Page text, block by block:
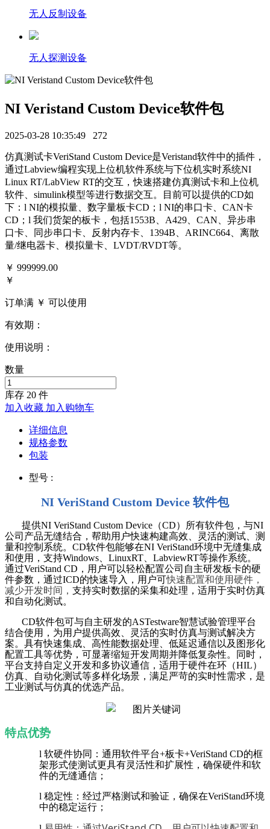
无人反制设备
无人探测设备
NI Veristand Custom Device软件包
2025-03-28 10:35:49 272
仿真测试卡VeriStand Custom Device是Veristand软件中的插件，
通过Labview编程实现上位机软件系统与下位机实时系统NI
Linux RT/LabView RT的交互，快速搭建仿真测试卡和上位机
软件、simulink模型等进行数据交互。目前可以提供的CD如
下：l NI的模拟量、数字量板卡CD；l NI的串口卡、CAN卡
CD；l 我们货架的板卡，包括1553B、A429、CAN、异步串
口卡、同步串口卡、反射内存卡、1394B、ARINC664、离散
量/继电器卡、模拟量卡、LVDT/RVDT等。
￥ 999999.00
￥
订单满 ￥ 可以使用
有效期：
使用说明：
数量
库存 20 件
加入收藏 加入购物车
详细信息
规格参数
包装
型号 :
NI VeriStand Custom Device 软件包
提供NI VeriStand Custom Device （CD）所有软件包，与NI
公司产品无缝结合，帮助用户快速构建高效、灵活的测试、测
量和控制系统。 CD软件包能够在NI VeriStand环境中无缝集成
和使用，支持Windows LinuxRT LabviewRT等操作系统。
通过VeriStand CD ，用户可以轻松配置公司自主研发板卡的硬
件参数，通过ICD的快速导入，用户可快速配置和使用硬件，
减少开发时间， 支持实时数据的采集和处理，适用于实时仿真
和自动化测试。
CD软件包可与自主研发的ASTestware智慧试验管理平台
结合使用，为用户提供高效、灵活的实时仿真与测试解决方
案。具有快速集成、高性能数据处理、低延迟通信以及图形化
配置工具等优势，可显著缩短开发周期并降低复杂性。同时，
平台支持自定义开发和多协议通信，适用于硬件在环（HIL）
仿真、自动化测试等多样化场景，满足严苛的实时性需求，是
工业测试与仿真的优选产品。
特点优势
l 软硬件协同：通用软件平台+板卡+VeriStand CD的框
架形式使测试更具有灵活性和扩展性，确保硬件和软
件的无缝通信；
l 稳定性：经过严格测试和验证，确保在VeriStand环境
中的稳定运行；